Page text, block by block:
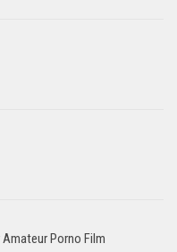
Porno Film